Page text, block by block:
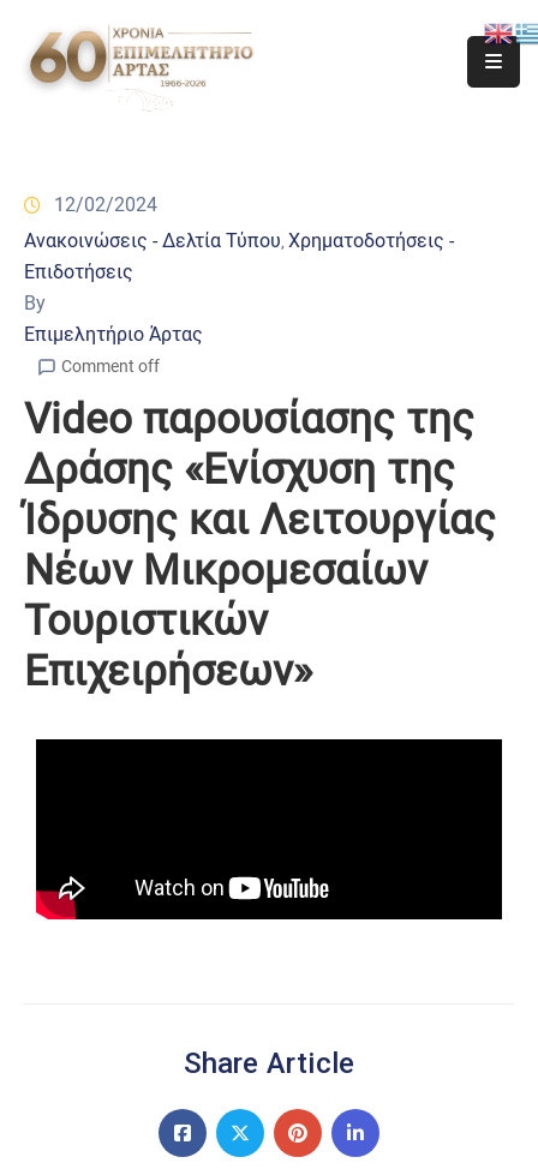
12/02/2024
Ανακοινώσεις - Δελτία Τύπου‚ Χρηματοδοτήσεις -
Επιδοτήσεις
By
Επιμελητήριο Άρτας
Comment off
Video παρουσίασης της
Δράσης «Ενίσχυση της
Ίδρυσης και Λειτουργίας
Νέων Μικρομεσαίων
Τουριστικών
Επιχειρήσεων»
Share Article